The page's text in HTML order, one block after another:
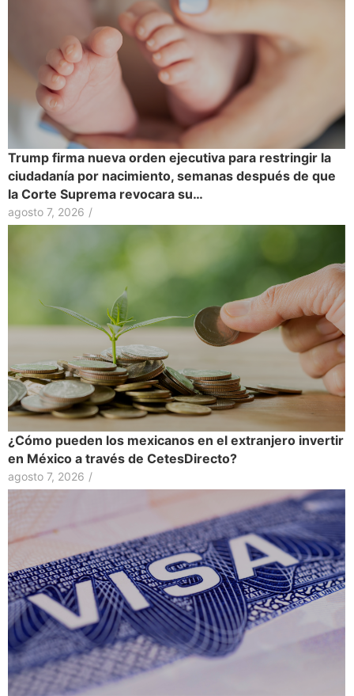
Trump firma nueva orden ejecutiva para restringir la
ciudadanía por nacimiento, semanas después de que
la Corte Suprema revocara su…
agosto 7, 2026 /
¿Cómo pueden los mexicanos en el extranjero invertir
en México a través de CetesDirecto?
agosto 7, 2026 /